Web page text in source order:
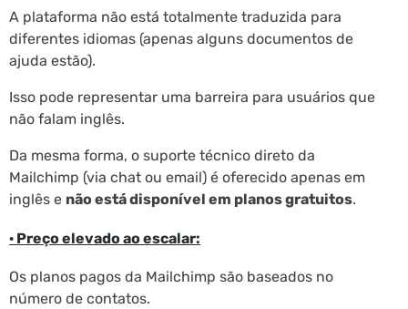
A plataforma não está totalmente traduzida para
diferentes idiomas (apenas alguns documentos de
ajuda estão).
Isso pode representar uma barreira para usuários que
não falam inglês.
Da mesma forma, o suporte técnico direto da
Mailchimp (via chat ou email) é oferecido apenas em
inglês e não está disponível em planos gratuitos.
· Preço elevado ao escalar:
Os planos pagos da Mailchimp são baseados no
número de contatos.